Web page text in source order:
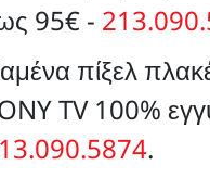
95€ -
πίξελ
TV 100%
.